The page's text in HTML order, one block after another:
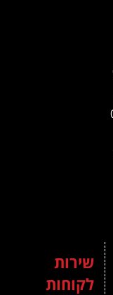
שירות
לקוחות